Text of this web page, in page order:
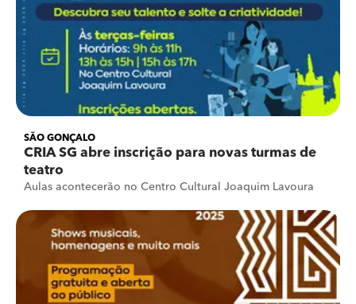
SÃO GONÇALO
CRIA SG abre inscrição para novas turmas de
teatro
Aulas acontecerão no Centro Cultural Joaquim Lavoura